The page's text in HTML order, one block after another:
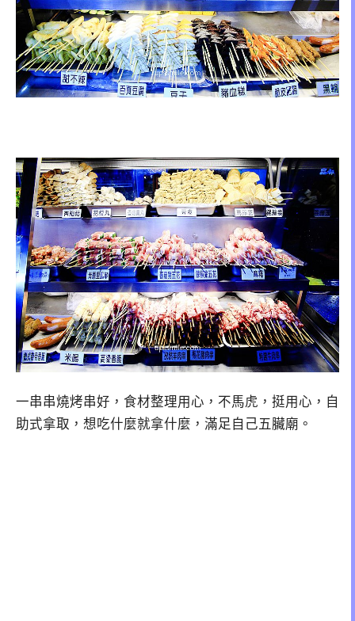
一串串燒烤串好，食材整理用心，不馬虎，挺用心，自
助式拿取，想吃什麼就拿什麼，滿足自己五臟廟。